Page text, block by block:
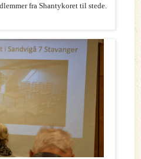
fra Shantykoret til stede.